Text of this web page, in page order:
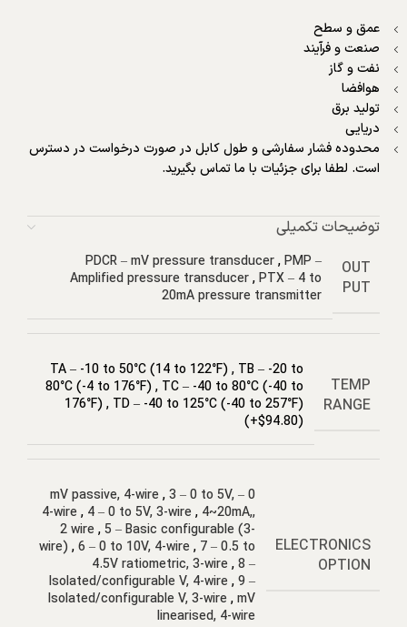
عمق و سطح
صنعت و فرآیند
نفت و گاز
هوافضا
تولید برق
دریایی
محدوده فشار سفارشی و طول کابل در صورت درخواست در دسترس
است. لطفا برای جزئیات با ما تماس بگیرید.
توضیحات تکمیلی
OUT
PUT
PDCR – mV pressure transducer,PMP –
Amplified pressure transducer,PTX – 4 to
20mA pressure transmitter
TEMP
RANGE
TA – -10 to 50°C (14 to 122°F), TB – -20 to
80°C (-4 to 176°F), TC – -40 to 80°C (-40 to
176°F), TD – -40 to 125°C (-40 to 257°F)
(+$94.80)
ELECTRONICS
OPTION
0 – mV passive, 4-wire
,3 – 0 to 5V,
4-wire , 4 – 0 to 5V, 3-wire , 4~20mA,,
2 wire ,5 – Basic configurable (3-
wire) ,6 – 0 to 10V, 4-wire , 7 – 0.5 to
4.5V ratiometric, 3-wire ,8 –
Isolated/configurable V, 4-wire ,9 –
Isolated/configurable V, 3-wire ,mV
linearised, 4-wire